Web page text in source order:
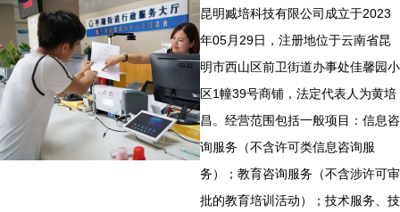
昆明臧培科技有限公司成立于2023
年05月29日，注册地位于云南省昆
明市西山区前卫街道办事处佳馨园小
区1幢39号商铺，法定代表人为黄培
昌。经营范围包括一般项目：信息咨
询服务（不含许可类信息咨询服
务）；教育咨询服务（不含涉许可审
批的教育培训活动）；技术服务、技